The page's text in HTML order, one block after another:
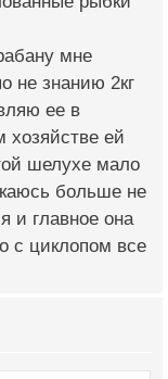
мне
не знанию 2кг
ее в
хозяйстве ей
шелухе мало
больше не
и главное она
с циклопом все